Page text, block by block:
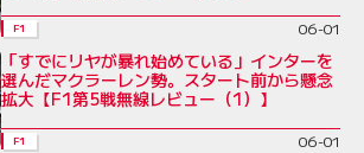
F1 06-01
「すでにリヤが暴れ始めている」インターを
選んだマクラーレン勢。スタート前から懸念
拡大【F1第5戦無線レビュー（1）】
F1 06-01